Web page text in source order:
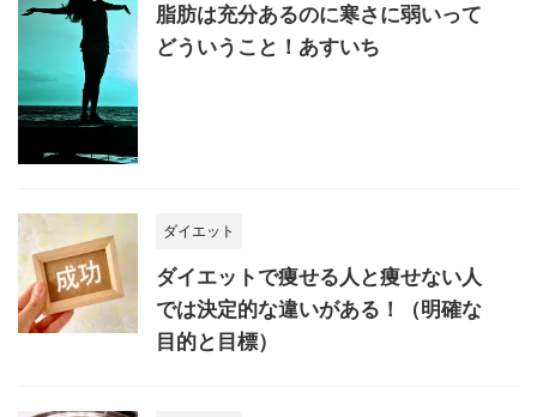
脂肪は充分あるのに寒さに弱いって
どういうこと！あすいち
ダイエット
ダイエットで痩せる人と痩せない人
では決定的な違いがある！（明確な
目的と目標）